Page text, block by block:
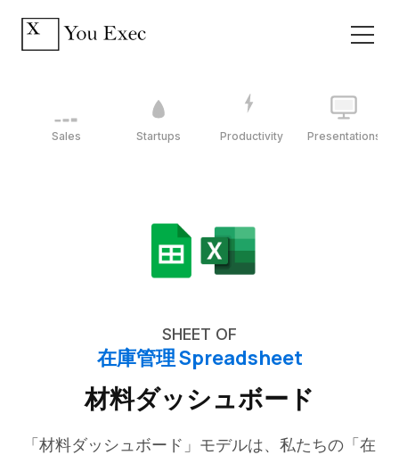
Sales Startups Productivity Presentations
SHEET OF
在庫管理 Spreadsheet
材料ダッシュボード
「材料ダッシュボード」モデルは、私たちの「在